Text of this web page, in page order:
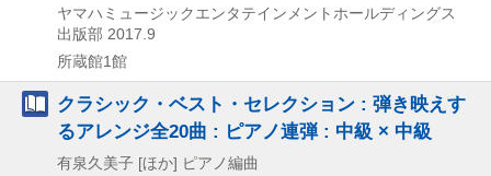
ヤマハミュージックエンタテインメントホールディングス
出版部 2017.9
所蔵館1館
クラシック・ベスト・セレクション : 弾き映えす
るアレンジ全20曲 : ピアノ連弾 : 中級 × 中級
有泉久美子 [ほか] ピアノ編曲